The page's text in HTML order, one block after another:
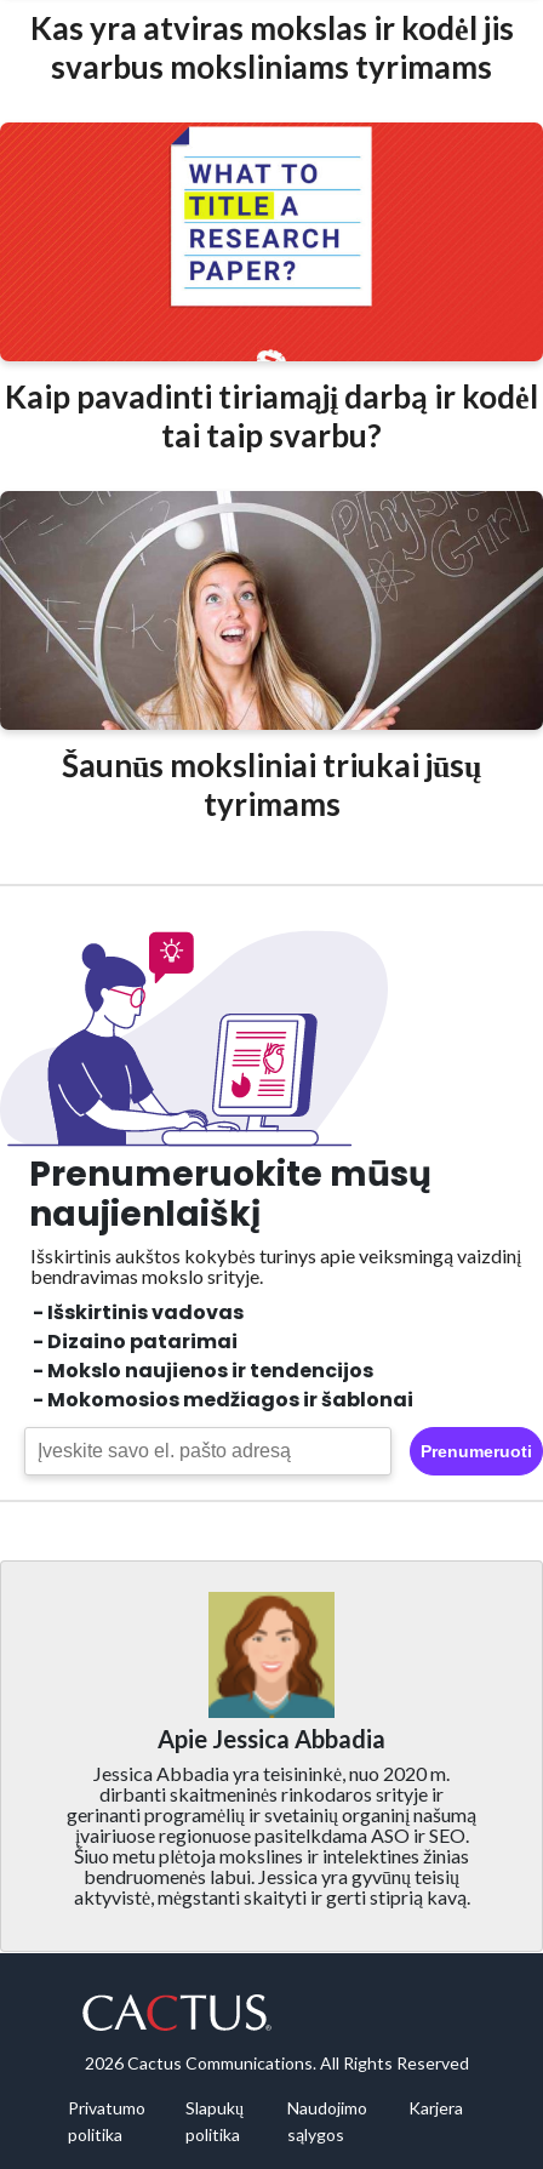
Kas yra atviras mokslas ir kodėl jis
svarbus moksliniams tyrimams
Kaip pavadinti tiriamąjį darbą ir kodėl
tai taip svarbu?
Šaunūs moksliniai triukai jūsų
tyrimams
Prenumeruokite mūsų
naujienlaiškį
Išskirtinis aukštos kokybės turinys apie veiksmingą vaizdinį
bendravimas mokslo srityje.
- Išskirtinis vadovas
- Dizaino patarimai
- Mokslo naujienos ir tendencijos
- Mokomosios medžiagos ir šablonai
Prenumeruoti
Apie Jessica Abbadia
Jessica Abbadia yra teisininkė, nuo 2020 m.
dirbanti skaitmeninės rinkodaros srityje ir
gerinanti programėlių ir svetainių organinį našumą
įvairiuose regionuose pasitelkdama ASO ir SEO.
Šiuo metu plėtoja mokslines ir intelektines žinias
bendruomenės labui. Jessica yra gyvūnų teisių
aktyvistė, mėgstanti skaityti ir gerti stiprią kavą.
2026 Cactus Communications. All Rights Reserved
Privatumo
politika
Slapukų
politika
Naudojimo
sąlygos
Karjera